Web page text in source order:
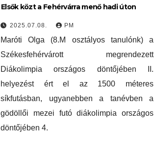
Elsők közt a Fehérvárra menő hadi úton
2025.07.08. PM
Maróti Olga (8.M osztályos tanulónk) a
Székesfehérvárott megrendezett
Diákolimpia országos döntőjében II.
helyezést ért el az 1500 méteres
síkfutásban, ugyanebben a tanévben a
gödöllői mezei futó diákolimpia országos
döntőjében 4.